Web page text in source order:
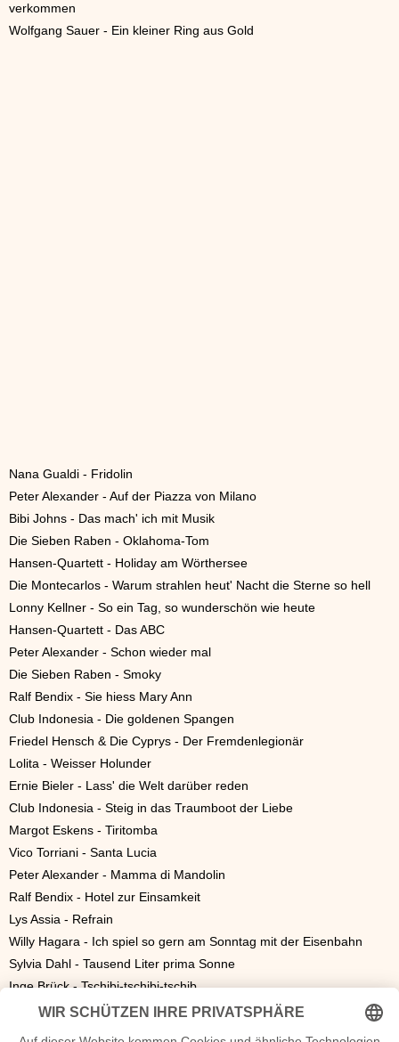
verkommen
Wolfgang Sauer - Ein kleiner Ring aus Gold
Nana Gualdi - Fridolin
Peter Alexander - Auf der Piazza von Milano
Bibi Johns - Das mach' ich mit Musik
Die Sieben Raben - Oklahoma-Tom
Hansen-Quartett - Holiday am Wörthersee
Die Montecarlos - Warum strahlen heut' Nacht die Sterne so hell
Lonny Kellner - So ein Tag, so wunderschön wie heute
Hansen-Quartett - Das ABC
Peter Alexander - Schon wieder mal
Die Sieben Raben - Smoky
Ralf Bendix - Sie hiess Mary Ann
Club Indonesia - Die goldenen Spangen
Friedel Hensch & Die Cyprys - Der Fremdenlegionär
Lolita - Weisser Holunder
Ernie Bieler - Lass' die Welt darüber reden
Club Indonesia - Steig in das Traumboot der Liebe
Margot Eskens - Tiritomba
Vico Torriani - Santa Lucia
Peter Alexander - Mamma di Mandolin
Ralf Bendix - Hotel zur Einsamkeit
Lys Assia - Refrain
Willy Hagara - Ich spiel so gern am Sonntag mit der Eisenbahn
Sylvia Dahl - Tausend Liter prima Sonne
Inge Brück - Tschibi-tschibi-tschib
Ralf Bendix - Minne-Minne Haha